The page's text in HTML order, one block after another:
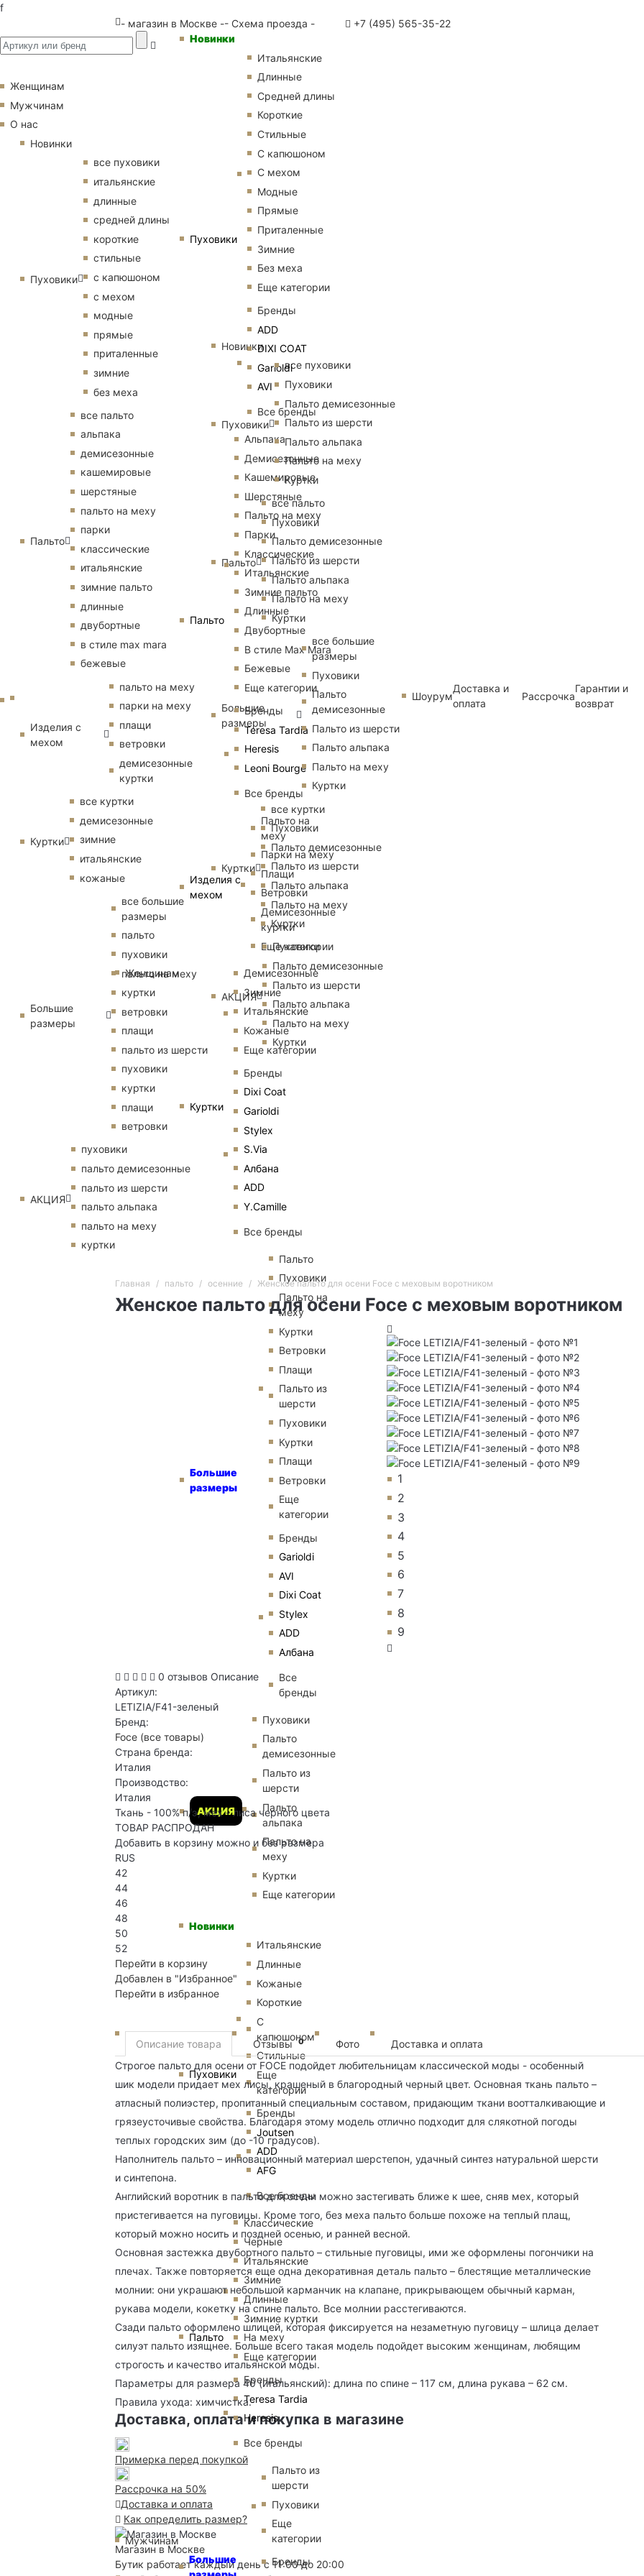
f
- магазин в Москве -- Схема проезда - +7 (495) 565-35-22
Женщинам
Новинки
Пуховики
Итальянские
Длинные
Средней длины
Короткие
Стильные
С капюшоном
С мехом
Модные
Прямые
Приталенные
Зимние
Без меха
Еще категории
Бренды
ADD
DIXI COAT
Garioldi
AVI
Все бренды
Пальто
Альпака
Демисезонные
Кашемировые
Шерстяные
Пальто на меху
Парки
Классические
Итальянские
Зимние пальто
Длинные
Двубортные
В стиле Max Mara
Бежевые
Еще категории
Бренды
Teresa Tardia
Heresis
Leoni Bourge
Все бренды
Изделия с
мехом
Пальто на
меху
Парки на меху
Плащи
Ветровки
Демисезонные
куртки
Еще категории
Куртки
Демисезонные
Зимние
Итальянские
Кожаные
Еще категории
Бренды
Dixi Coat
Garioldi
Stylex
S.Via
Албана
ADD
Y.Camille
Все бренды
Большие
размеры
Пальто
Пуховики
Пальто на
меху
Куртки
Ветровки
Плащи
Пальто из
шерсти
Пуховики
Куртки
Плащи
Ветровки
Еще
категории
Бренды
Garioldi
AVI
Dixi Coat
Stylex
ADD
Албана
Все
бренды
АКЦИЯ
Пуховики
Пальто
демисезонные
Пальто из
шерсти
Пальто
альпака
Пальто на
меху
Куртки
Еще категории
Мужчинам
Новинки
Пуховики
Итальянские
Длинные
Кожаные
Короткие
С
капюшоном
Стильные
Еще
категории
Бренды
Joutsen
ADD
AFG
Все бренды
Пальто
Классические
Черные
Итальянские
Зимние
Длинные
Зимние куртки
На меху
Еще категории
Бренды
Teresa Tardia
Heresis
Все бренды
Большие
Пальто из
шерсти
Пуховики
Еще
категории
Бренды
Женщинам
Мужчинам
О нас
Новинки
Пуховики
все пуховики
итальянские
длинные
средней длины
короткие
стильные
с капюшоном
с мехом
модные
прямые
приталенные
зимние
без меха
Пальто
все пальто
альпака
демисезонные
кашемировые
шерстяные
пальто на меху
парки
классические
итальянские
зимние пальто
длинные
двубортные
в стиле max mara
бежевые
Изделия с
мехом
пальто на меху
парки на меху
плащи
ветровки
демисезонные
куртки
Куртки
все куртки
демисезонные
зимние
итальянские
кожаные
Большие
размеры
все большие
размеры
пальто
пуховики
пальто на меху
куртки
ветровки
плащи
пальто из шерсти
пуховики
куртки
плащи
ветровки
АКЦИЯ
пуховики
пальто демисезонные
пальто из шерсти
пальто альпака
пальто на меху
куртки
Новинки
Пуховики
все пуховики
Пуховики
Пальто демисезонные
Пальто из шерсти
Пальто альпака
Пальто на меху
Куртки
Пальто
все пальто
Пуховики
Пальто демисезонные
Пальто из шерсти
Пальто альпака
Пальто на меху
Куртки
Большие
размеры
все большие
размеры
Пуховики
Пальто
демисезонные
Пальто из шерсти
Пальто альпака
Пальто на меху
Куртки
Куртки
все куртки
Пуховики
Пальто демисезонные
Пальто из шерсти
Пальто альпака
Пальто на меху
Куртки
АКЦИЯ
Пуховики
Пальто демисезонные
Пальто из шерсти
Пальто альпака
Пальто на меху
Куртки
Шоурум
Доставка и
оплата
Рассрочка
Гарантии и
возврат
Главная пальто осенние Женское пальто для осени Foce с меховым воротником
Женское пальто для осени Foce с меховым воротником
1
2
3
4
5
6
7
8
9
0 отзывов Описание
Артикул:
LETIZIA/F41-зеленый
Бренд:
Foce (все товары)
Страна бренда:
Италия
Производство:
Италия
Ткань - 100% п/э, мех - лиса черного цвета
ТОВАР РАСПРОДАН
Добавить в корзину можно и без размера
RUS
42
44
46
48
50
52
Перейти в корзину
Добавлен в "Избранное"
Перейти в избранное
Описание товара Отзывы 0 Фото
Доставка и оплата
Строгое пальто для осени от FOCE подойдет любительницам классической моды - особенный
шик модели придает мех лисы, крашеный в благородный черный цвет. Основная ткань пальто –
атласный полиэстер, пропитанный специальным составом, придающим ткани воотталкивающие и
грязеусточивые свойства. Благодаря этому модель отлично подходит для слякотной погоды
теплых городских зим (до -10 градусов).
Наполнитель пальто – инновационный материал шерстепон, удачный синтез натуральной шерсти
и синтепона.
Английский воротник в пальто для осени можно застегивать ближе к шее, сняв мех, который
пристегивается на пуговицы. Кроме того, без меха пальто больше похоже на теплый плащ,
который можно носить и поздней осенью, и ранней весной.
Основная застежка двубортного пальто – стильные пуговицы, ими же оформлены погончики на
плечах. Также повторяется еще одна декоративная деталь пальто – блестящие металлические
молнии: они украшают небольшой карманчик на клапане, прикрывающем обычный карман,
рукава модели, кокетку на спине пальто. Все молнии расстегиваются.
Сзади пальто оформлено шлицей, которая фиксируется на незаметную пуговицу – шлица делает
силуэт пальто изящнее. Больше всего такая модель подойдет высоким женщинам, любящим
строгость и качество итальянской моды.
Параметры для размера 40 (итальянский): длина по спине – 117 см, длина рукава – 62 см.
Правила ухода: химчистка.
Доставка, оплата и покупка в магазине
Примерка перед покупкой
Рассрочка на 50%
Доставка и оплата
Как определить размер?
Магазин в Москве
Бутик работает каждый день с 11:00 до 20:00